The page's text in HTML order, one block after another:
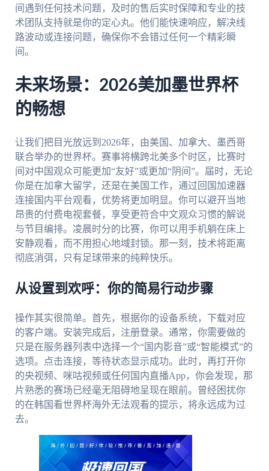
间遇到任何技术问题，及时的售后实时保障和专业的技
术团队支持就是你的定心丸。他们能快速响应，解决线
路波动或连接问题，确保你不会错过任何一个精彩瞬
间。
未来场景：2026美加墨世界杯
的畅想
让我们把目光放远到2026年，由美国、加拿大、墨西哥
联合举办的世界杯。赛事将横跨北美多个时区，比赛时
间对中国观众可能更加“友好”或更加“阴间”。届时，无论
你是在加拿大留学，还是在美国工作，通过回国加速器
连接国内平台观看，优势将更加明显。你可以避开当地
昂贵的付费电视套餐，享受更符合中文观众习惯的解说
与节目编排。凌晨时分的比赛，你可以用手机躺在床上
安静观看，而不用担心地域封锁。那一刻，技术将距离
彻底消弭，只有足球带来的纯粹快乐。
从设置到欢呼：你的简易行动步骤
操作其实很简单。首先，根据你的设备系统，下载对应
的客户端。安装完成后，注册登录。通常，你需要做的
只是在服务器列表中选择一个“国内影音”或“智能模式”的
选项。点击连接，等待状态显示成功。此时，再打开你
的央视频、咪咕视频或任何国内直播App，你会发现，那
片熟悉的赛场已经毫无阻碍地呈现在眼前。曾经困扰你
的在韩国看世界杯海外无法观看的提示，将永远成为过
去。